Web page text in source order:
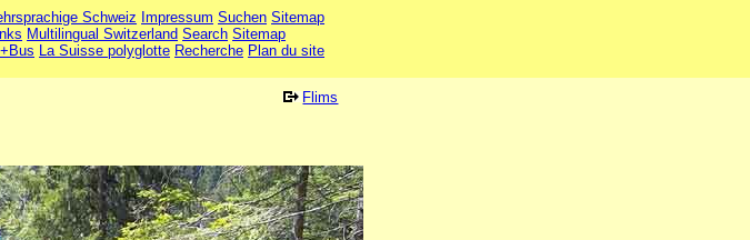
Schweiz Impressum Suchen Sitemap
Multilingual Switzerland Search Sitemap
La Suisse polyglotte Recherche Plan du site
Flims